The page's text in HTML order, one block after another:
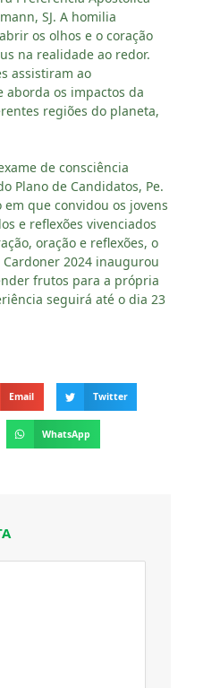
SJ. A homilia
os olhos e o coração
na realidade ao redor.
assistiram ao
aborda os impactos da
regiões do planeta,
de consciência
Plano de Candidatos, Pe.
em que convidou os jovens
e reflexões vivenciados
oração e reflexões, o
2024 inaugurou
frutos para a própria
seguirá até o dia 23
Email Twitter
WhatsApp